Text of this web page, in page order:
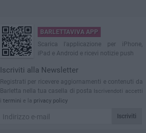
BARLETTAVIVA APP
Scarica l'applicazione per iPhone,
iPad e Android e ricevi notizie push
Iscriviti alla Newsletter
Registrati per ricevere aggiornamenti e contenuti da
Barletta nella tua casella di posta Iscrivendoti accetti
i termini e la privacy policy
Iscriviti